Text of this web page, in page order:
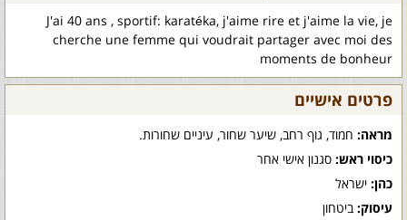
J'ai 40 ans , sportif: karatéka, j'aime rire et j'aime la vie, je
cherche une femme qui voudrait partager avec moi des
moments de bonheur
פרטים אישיים
מראה: חמוד, גוף רחב, שיער שחור, עיניים שחורות.
כיסוי ראש: סגנון אישי אחר
כהן: ישראל
עיסוק: ביטחון